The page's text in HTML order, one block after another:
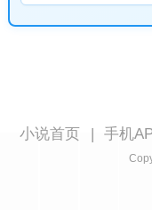
小说首页 手机